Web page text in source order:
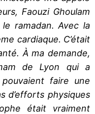
Faouzi Ghoulam
ramadan. Avec la
cardiaque. C’était
À ma demande,
de Lyon qui a
pouvaient faire une
d’efforts physiques
était vraiment